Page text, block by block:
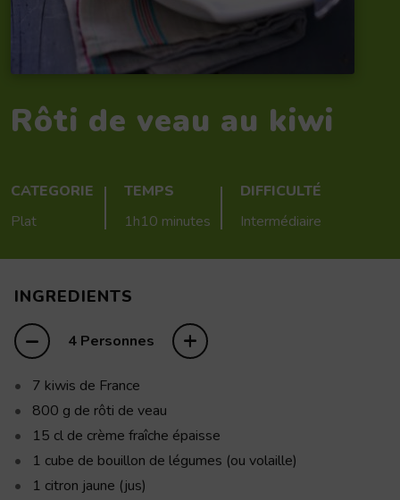
Rôti de veau au kiwi
CATEGORIE
Plat
TEMPS
1h10 minutes
DIFFICULTÉ
Intermédiaire
INGREDIENTS
– 4 Personnes +
7 kiwis de France
800 g de rôti de veau
15 cl de crème fraîche épaisse
1 cube de bouillon de légumes (ou volaille)
1 citron jaune (jus)